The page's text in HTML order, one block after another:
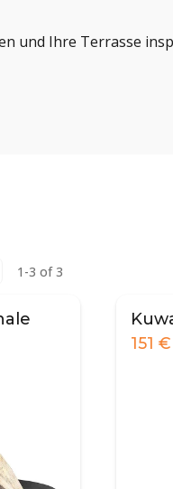
und Ihre Terrasse
1-3 of 3
151 €